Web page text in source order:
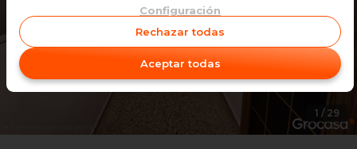
Empleo
Oficinas
Contacto
1 / 29
Configuración
Rechazar todas
Aceptar todas